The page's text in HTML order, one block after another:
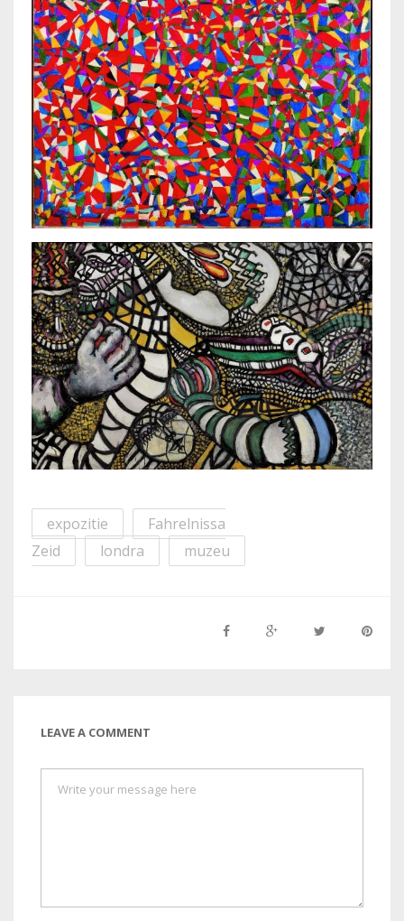
expozitie
Fahrelnissa
Zeid
londra muzeu
LEAVE A COMMENT